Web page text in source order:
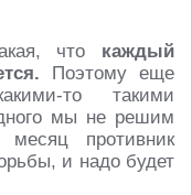
что каждый
Поэтому еще
то такими
мы не решим
противник
и надо будет